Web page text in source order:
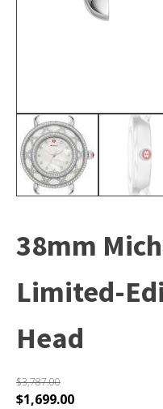
តំលៃ
ពិសេស!
38mm
Limited-
Head
$3,787.00
$1,699.00